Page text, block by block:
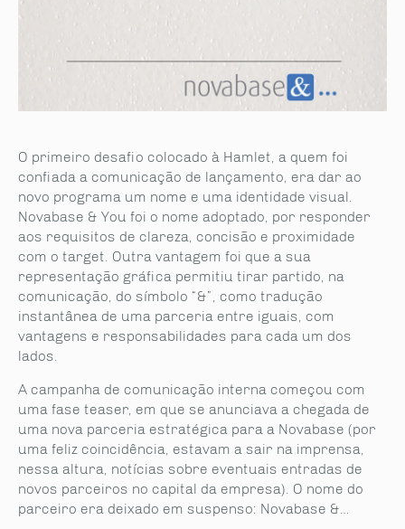
O primeiro desafio colocado à Hamlet, a quem foi
confiada a comunicação de lançamento, era dar ao
novo programa um nome e uma identidade visual.
Novabase & You foi o nome adoptado, por responder
aos requisitos de clareza, concisão e proximidade
com o target. Outra vantagem foi que a sua
representação gráfica permitiu tirar partido, na
comunicação, do símbolo “&”, como tradução
instantânea de uma parceria entre iguais, com
vantagens e responsabilidades para cada um dos
lados.
A campanha de comunicação interna começou com
uma fase teaser, em que se anunciava a chegada de
uma nova parceria estratégica para a Novabase (por
uma feliz coincidência, estavam a sair na imprensa,
nessa altura, notícias sobre eventuais entradas de
novos parceiros no capital da empresa). O nome do
parceiro era deixado em suspenso: Novabase &…